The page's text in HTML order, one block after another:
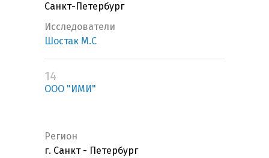
Санкт-Петербург
Исследователи
Шостак М.С
14
ООО "ИМИ"
Регион
г. Санкт - Петербург